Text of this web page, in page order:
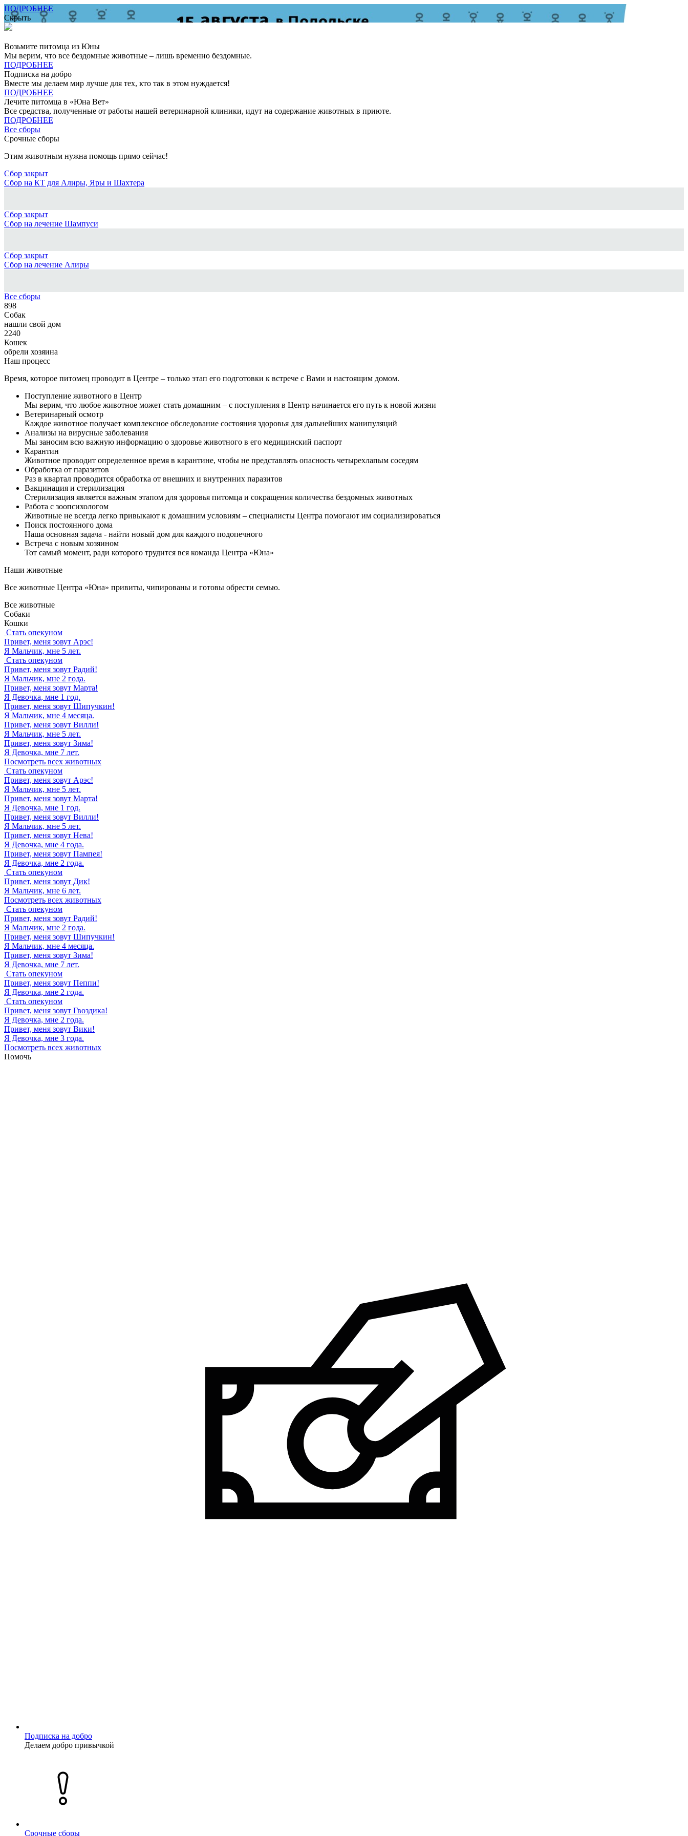
ПОДРОБНЕЕ
Скрыть
Возьмите питомца из Юны
Мы верим, что все бездомные животные – лишь временно бездомные.
ПОДРОБНЕЕ
Подписка на добро
Вместе мы делаем мир лучше для тех, кто так в этом нуждается!
ПОДРОБНЕЕ
Лечите питомца в «Юна Вет»
Все средства, полученные от работы нашей ветеринарной клиники, идут на содержание животных в приюте.
ПОДРОБНЕЕ
Все сборы
Срочные сборы
Этим животным нужна помощь прямо сейчас!
Сбор закрыт
Сбор на КТ для Алиры, Яры и Шахтера
Сбор закрыт
Сбор на лечение Шампуси
Сбор закрыт
Сбор на лечение Алиры
Все сборы
898
Собак
нашли свой дом
2240
Кошек
обрели хозяина
Наш процесс
Время, которое питомец проводит в Центре – только этап его подготовки к встрече с Вами и настоящим домом.
Поступление животного в Центр
Мы верим, что любое животное может стать домашним – с поступления в Центр начинается его путь к новой жизни
Ветеринарный осмотр
Каждое животное получает комплексное обследование состояния здоровья для дальнейших манипуляций
Анализы на вирусные заболевания
Мы заносим всю важную информацию о здоровье животного в его медицинский паспорт
Карантин
Животное проводит определенное время в карантине, чтобы не представлять опасность четырехлапым соседям
Обработка от паразитов
Раз в квартал проводится обработка от внешних и внутренних паразитов
Вакцинация и стерилизация
Стерилизация является важным этапом для здоровья питомца и сокращения количества бездомных животных
Работа с зоопсихологом
Животные не всегда легко привыкают к домашним условиям – специалисты Центра помогают им социализироваться
Поиск постоянного дома
Наша основная задача - найти новый дом для каждого подопечного
Встреча с новым хозяином
Тот самый момент, ради которого трудится вся команда Центра «Юна»
Наши животные
Все животные Центра «Юна» привиты, чипированы и готовы обрести семью.
Все животные
Собаки
Кошки
Стать опекуном
Привет, меня зовут Арэс!
Я Мальчик, мне 5 лет.
Стать опекуном
Привет, меня зовут Радий!
Я Мальчик, мне 2 года.
Привет, меня зовут Марта!
Я Девочка, мне 1 год.
Привет, меня зовут Шипучкин!
Я Мальчик, мне 4 месяца.
Привет, меня зовут Вилли!
Я Мальчик, мне 5 лет.
Привет, меня зовут Зима!
Я Девочка, мне 7 лет.
Посмотреть всех животных
Стать опекуном
Привет, меня зовут Арэс!
Я Мальчик, мне 5 лет.
Привет, меня зовут Марта!
Я Девочка, мне 1 год.
Привет, меня зовут Вилли!
Я Мальчик, мне 5 лет.
Привет, меня зовут Нева!
Я Девочка, мне 4 года.
Привет, меня зовут Пампея!
Я Девочка, мне 2 года.
Стать опекуном
Привет, меня зовут Дик!
Я Мальчик, мне 6 лет.
Посмотреть всех животных
Стать опекуном
Привет, меня зовут Радий!
Я Мальчик, мне 2 года.
Привет, меня зовут Шипучкин!
Я Мальчик, мне 4 месяца.
Привет, меня зовут Зима!
Я Девочка, мне 7 лет.
Стать опекуном
Привет, меня зовут Пеппи!
Я Девочка, мне 2 года.
Стать опекуном
Привет, меня зовут Гвоздика!
Я Девочка, мне 2 года.
Привет, меня зовут Вики!
Я Девочка, мне 3 года.
Посмотреть всех животных
Помочь
Подписка на добро
Делаем добро привычкой
Срочные сборы